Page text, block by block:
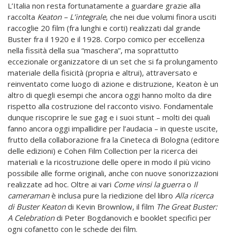
L’Italia non resta fortunatamente a guardare grazie alla
raccolta Keaton – L’integrale, che nei due volumi finora usciti
raccoglie 20 film (fra lunghi e corti) realizzati dal grande
Buster fra il 1920 e il 1928. Corpo comico per eccellenza
nella fissità della sua “maschera”, ma soprattutto
eccezionale organizzatore di un set che si fa prolungamento
materiale della fisicità (propria e altrui), attraversato e
reinventato come luogo di azione e distruzione, Keaton è un
altro di quegli esempi che ancora oggi hanno molto da dire
rispetto alla costruzione del racconto visivo. Fondamentale
dunque riscoprire le sue gag e i suoi stunt – molti dei quali
fanno ancora oggi impallidire per l’audacia – in queste uscite,
frutto della collaborazione fra la Cineteca di Bologna (editore
delle edizioni) e Cohen Film Collection per la ricerca dei
materiali e la ricostruzione delle opere in modo il più vicino
possibile alle forme originali, anche con nuove sonorizzazioni
realizzate ad hoc. Oltre ai vari Come vinsi la guerrao Il
cameramanè inclusa pure la riedizione del libro Alla ricerca
di Buster Keatondi Kevin Brownlow, il film The Great Buster:
A Celebrationdi Peter Bogdanovich e booklet specifici per
ogni cofanetto con le schede dei film.